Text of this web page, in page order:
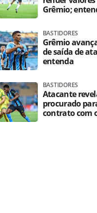
Grêmio;
BASTIDORES
Grêmio
de saída de
entenda
BASTIDORES
Atacante
procurado
contrato com